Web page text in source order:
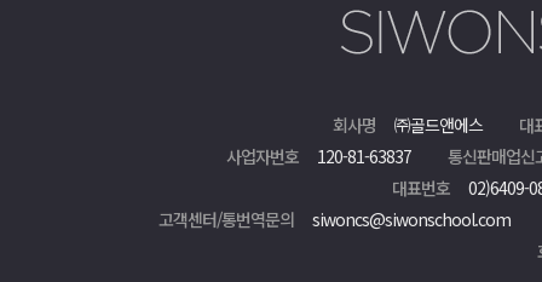
회사명 ㈜골드앤에스
대
사업자번호
120-81-63837
통신판매업신
대표번호
02)6409-
고객센터/통번역문의
siwoncs@siwonschool.com